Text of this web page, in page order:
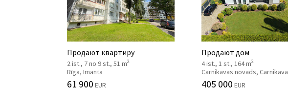
Продают квартиру
2 ist., 7 no 9 st., 51 m2
Rīga, Imanta
61 900 EUR
Продают дом
4 ist., 1 st., 164 m2
Carnikavas novads, Carnikava
405 000 EUR